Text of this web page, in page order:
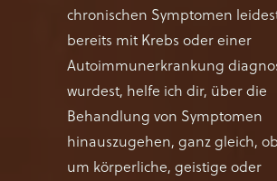
chronischen Symptomen
bereits mit Krebs oder einer
Autoimmunerkrankung
wurdest, helfe ich dir, über die
Behandlung von Symptomen
hinauszugehen, ganz gleich,
um körperliche, geistige oder